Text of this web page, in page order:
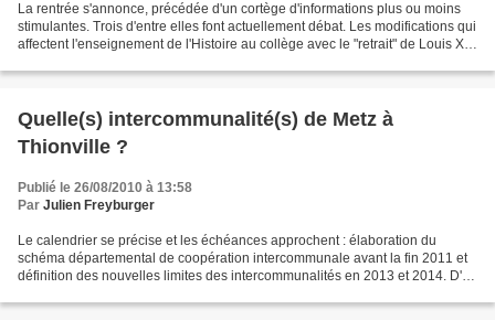
La rentrée s'annonce, précédée d'un cortège d'informations plus ou moins
stimulantes. Trois d'entre elles font actuellement débat. Les modifications qui
affectent l'enseignement de l'Histoire au collège avec le "retrait" de Louis XIV
Quelle(s) intercommunalité(s) de Metz à
Thionville ?
Publié le 26/08/2010 à 13:58
Par Julien Freyburger
Le calendrier se précise et les échéances approchent : élaboration du
schéma départemental de coopération intercommunale avant la fin 2011 et
définition des nouvelles limites des intercommunalités en 2013 et 2014. D'où